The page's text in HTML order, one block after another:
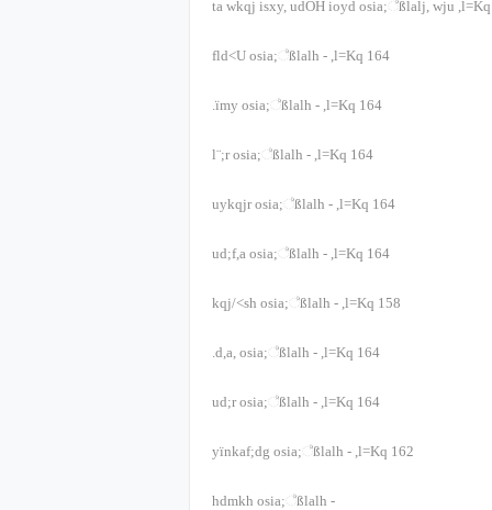
ta wkqj isxy, udOH ioyd osia;‍්‍ßlalj, wju ,l=Kq
fld<U osia;‍්‍ßlalh - ,l=Kq 164
.ïmy osia;‍්‍ßlalh - ,l=Kq 164
l¨;r osia;‍්‍ßlalh - ,l=Kq 164
uykqjr osia;‍්‍ßlalh - ,l=Kq 164
ud;f,a osia;‍්‍ßlalh - ,l=Kq 164
kqj/<sh osia;‍්‍ßlalh - ,l=Kq 158
.d,a, osia;‍්‍ßlalh - ,l=Kq 164
ud;r osia;‍්‍ßlalh - ,l=Kq 164
yïnkaf;dg osia;‍්‍ßlalh - ,l=Kq 162
hdmkh osia;‍්‍ßlalh -